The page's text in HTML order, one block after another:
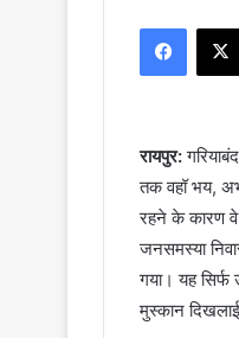
रायपुर:
तक वहॉ भय,
रहने के कारण
जनसमस्या
गया। यह
मुस्कान